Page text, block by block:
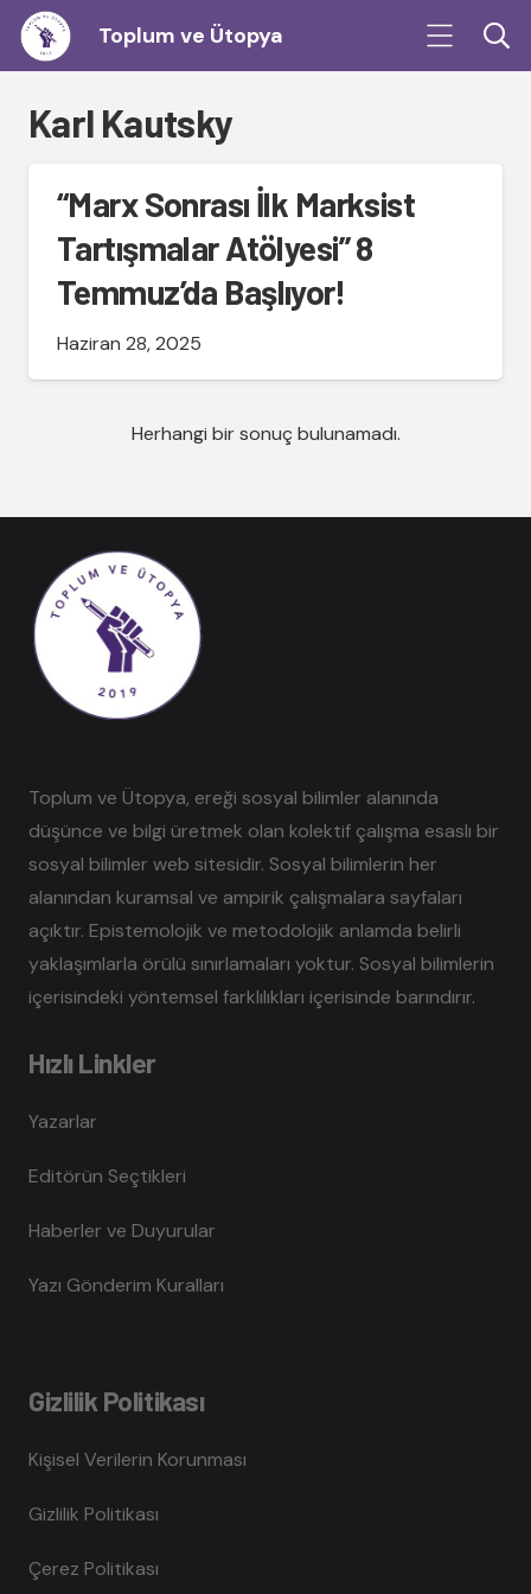
Toplum ve Ütopya
Karl Kautsky
“Marx Sonrası İlk Marksist
Tartışmalar Atölyesi” 8
Temmuz’da Başlıyor!
Haziran 28, 2025
Herhangi bir sonuç bulunamadı.
Toplum ve Ütopya, ereği sosyal bilimler alanında
düşünce ve bilgi üretmek olan kolektif çalışma esaslı bir
sosyal bilimler web sitesidir. Sosyal bilimlerin her
alanından kuramsal ve ampirik çalışmalara sayfaları
açıktır. Epistemolojik ve metodolojik anlamda belirli
yaklaşımlarla örülü sınırlamaları yoktur. Sosyal bilimlerin
içerisindeki yöntemsel farklılıkları içerisinde barındırır.
Hızlı Linkler
Yazarlar
Editörün Seçtikleri
Haberler ve Duyurular
Yazı Gönderim Kuralları
Gizlilik Politikası
Kişisel Verilerin Korunması
Gizlilik Politikası
Çerez Politikası